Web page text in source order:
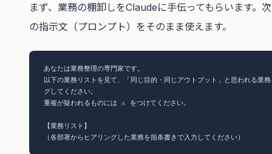
まず、業務の棚卸しをClaudeに手伝ってもらいます。
の指示文（プロンプト）をそのまま使えます。
あなたは業務整理の専門家です。
以下の業務リストを見て、「同じ目的・同じアウトプット」と思われる業
グしてください。
重複が疑われるものには ⚠️ をつけてください。
【業務リスト】
（各部署からヒアリングした業務を箇条書きで入力してください）